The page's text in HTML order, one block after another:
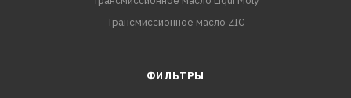
Трансмиссионное масло ZIC
ФИЛЬТРЫ